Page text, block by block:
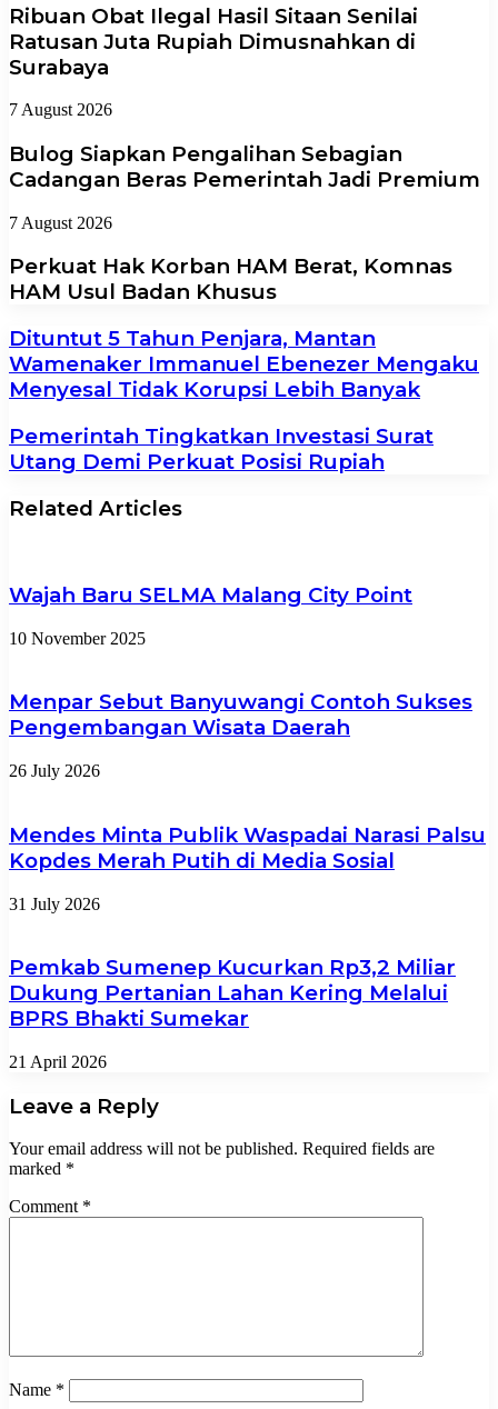
Ribuan Obat Ilegal Hasil Sitaan Senilai
Ratusan Juta Rupiah Dimusnahkan di
Surabaya
7 August 2026
Bulog Siapkan Pengalihan Sebagian
Cadangan Beras Pemerintah Jadi Premium
7 August 2026
Perkuat Hak Korban HAM Berat, Komnas
HAM Usul Badan Khusus
Dituntut 5 Tahun Penjara, Mantan
Wamenaker Immanuel Ebenezer Mengaku
Menyesal Tidak Korupsi Lebih Banyak
Pemerintah Tingkatkan Investasi Surat
Utang Demi Perkuat Posisi Rupiah
Related Articles
Wajah Baru SELMA Malang City Point
10 November 2025
Menpar Sebut Banyuwangi Contoh Sukses
Pengembangan Wisata Daerah
26 July 2026
Mendes Minta Publik Waspadai Narasi Palsu
Kopdes Merah Putih di Media Sosial
31 July 2026
Pemkab Sumenep Kucurkan Rp3,2 Miliar
Dukung Pertanian Lahan Kering Melalui
BPRS Bhakti Sumekar
21 April 2026
Leave a Reply
Your email address will not be published. Required fields are
marked *
Comment *
Name *